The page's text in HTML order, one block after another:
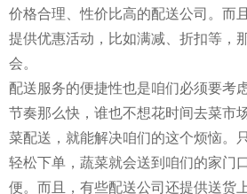
价格合理、性价比高的配送公司。而
提供优惠活动，比如满减、折扣等，
会。
配送服务的便捷性也是咱们必须要考
节奏那么快，谁也不想花时间去菜市
菜配送，就能解决咱们的这个烦恼。
轻松下单，蔬菜就会送到咱们的家门
便。而且，有些配送公司还提供送货